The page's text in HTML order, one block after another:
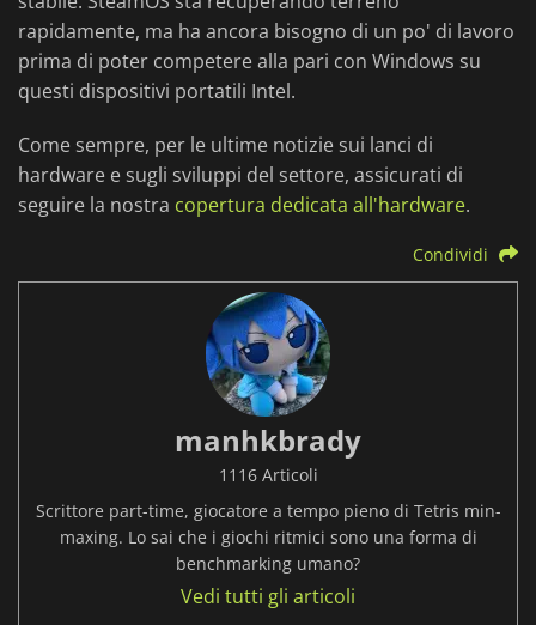
rapidamente, ma ha ancora bisogno di un po' di lavoro
prima di poter competere alla pari con Windows su
questi dispositivi portatili Intel.
Come sempre, per le ultime notizie sui lanci di
hardware e sugli sviluppi del settore, assicurati di
seguire la nostra copertura dedicata all'hardware.
Condividi
manhkbrady
1116 Articoli
Scrittore part-time, giocatore a tempo pieno di Tetris min-
maxing. Lo sai che i giochi ritmici sono una forma di
benchmarking umano?
Vedi tutti gli articoli